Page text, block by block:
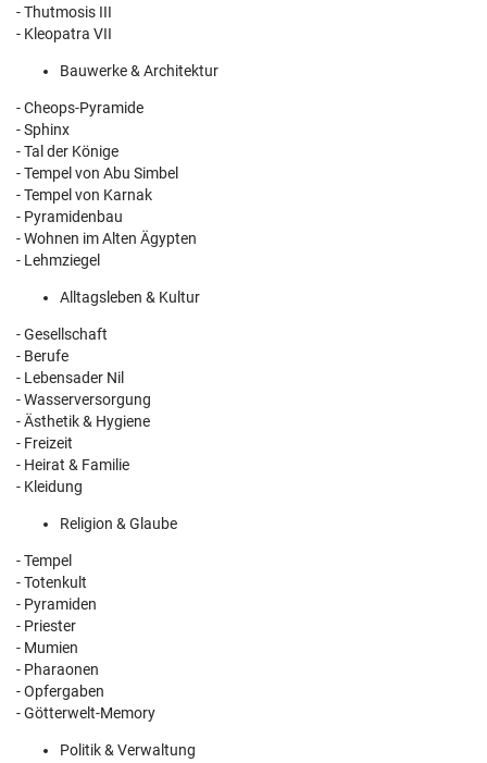
- Thutmosis III
- Kleopatra VII
Bauwerke & Architektur
- Cheops-Pyramide
- Sphinx
- Tal der Könige
- Tempel von Abu Simbel
- Tempel von Karnak
- Pyramidenbau
- Wohnen im Alten Ägypten
- Lehmziegel
Alltagsleben & Kultur
- Gesellschaft
- Berufe
- Lebensader Nil
- Wasserversorgung
- Ästhetik & Hygiene
- Freizeit
- Heirat & Familie
- Kleidung
Religion & Glaube
- Tempel
- Totenkult
- Pyramiden
- Priester
- Mumien
- Pharaonen
- Opfergaben
- Götterwelt-Memory
Politik & Verwaltung